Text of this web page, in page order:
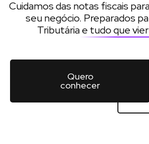
Cuidamos das notas fiscais
seu negócio. Preparados
Tributáriae tudo que
Quero
conhecer